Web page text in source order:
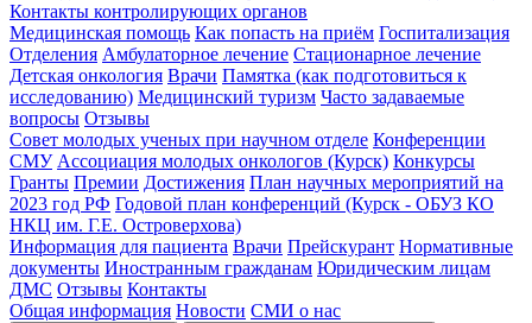
Контакты контролирующих органов
Медицинская помощь Как попасть на приём Госпитализация
Отделения Амбулаторное лечение Стационарное лечение
Детская онкология Врачи Памятка (как подготовиться к
исследованию) Медицинский туризм Часто задаваемые
вопросы Отзывы
Совет молодых ученых при научном отделе Конференции
СМУ Ассоциация молодых онкологов (Курск) Конкурсы
Гранты Премии Достижения План научных мероприятий на
2023 год РФ Годовой план конференций (Курск - ОБУЗ КО
НКЦ им. Г.Е. Островерхова)
Информация для пациента Врачи Прейскурант Нормативные
документы Иностранным гражданам Юридическим лицам
ДМС Отзывы Контакты
Общая информация Новости СМИ о нас